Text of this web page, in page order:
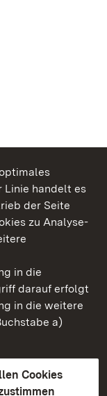
Linie handelt es
der Seite
zu Analyse-
in die
darauf erfolgt
in die weitere
a)
Cookies
Württemberg